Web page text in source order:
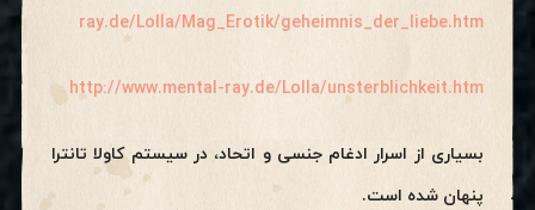
ray.de/Lolla/Mag_Erotik/geheimnis_der_liebe.htm
http://www.mental-ray.de/Lolla/unsterblichkeit.htm
بسیاری از اسرار ادغام جنسی و اتحاد، در سیستم کاولا تانترا
پنهان شده است.